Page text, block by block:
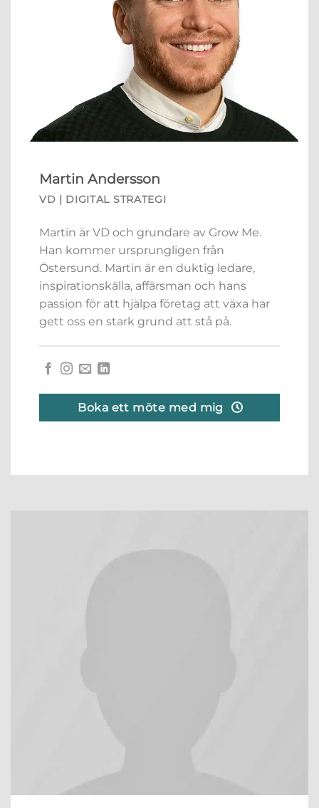
Martin Andersson
VD | DIGITAL STRATEGI
Martin är VD och grundare av Grow Me.
Han kommer ursprungligen från
Östersund. Martin är en duktig ledare,
inspirationskälla, affärsman och hans
passion för att hjälpa företag att växa har
gett oss en stark grund att stå på.
Boka ett möte med mig